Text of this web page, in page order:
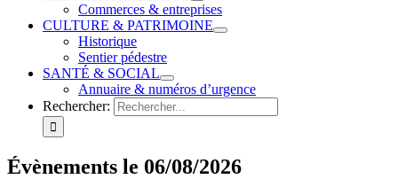
Commerces & entreprises
CULTURE & PATRIMOINE
Historique
Sentier pédestre
SANTÉ & SOCIAL
Annuaire & numéros d’urgence
Rechercher:
Évènements le 06/08/2026